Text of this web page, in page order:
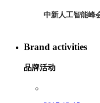
中新人工智能峰
Brand activities
品牌活动